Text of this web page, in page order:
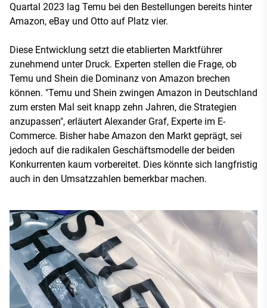
Quartal 2023 lag Temu bei den Bestellungen bereits hinter
Amazon, eBay und Otto auf Platz vier.
Diese Entwicklung setzt die etablierten Marktführer
zunehmend unter Druck. Experten stellen die Frage, ob
Temu und Shein die Dominanz von Amazon brechen
können. "Temu und Shein zwingen Amazon in Deutschland
zum ersten Mal seit knapp zehn Jahren, die Strategien
anzupassen", erläutert Alexander Graf, Experte im E-
Commerce. Bisher habe Amazon den Markt geprägt, sei
jedoch auf die radikalen Geschäftsmodelle der beiden
Konkurrenten kaum vorbereitet. Dies könnte sich langfristig
auch in den Umsatzzahlen bemerkbar machen.